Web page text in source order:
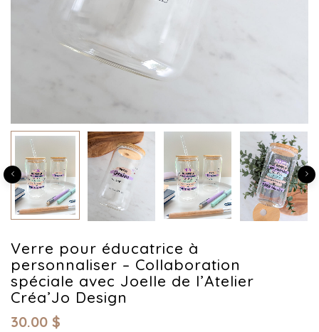
Verre pour éducatrice à
personnaliser – Collaboration
spéciale avec Joelle de l’Atelier
Créa’Jo Design
30.00 $